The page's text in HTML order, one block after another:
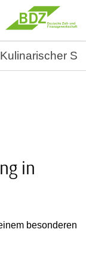
Kulinarischer
in
besonderen